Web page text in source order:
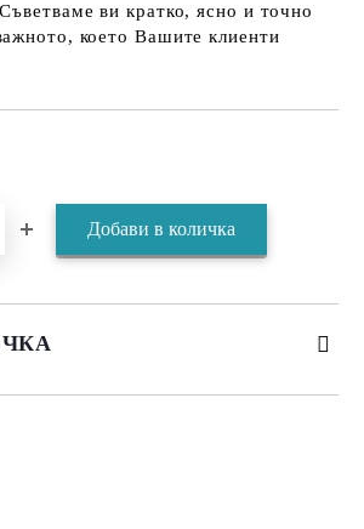
ви кратко, ясно и точно
което Вашите клиенти